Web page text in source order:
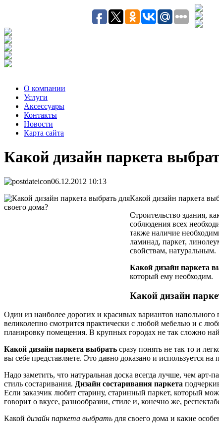
О компании
Услуги
Аксесcуары
Контакты
Новости
Карта сайта
Какой дизайн паркета
06.12.2012 10:13
Какой дизайн паркета
Строительство здания,
соблюдения всех
также наличие
ламинад, паркет,
свойствам, натуральным.
Какой дизайн паркета
который ему необходим.
Какой дизайн
Один из наиболее дорогих и красивых вариантов
великолепно смотрится практически с любой мебелью и с
планировку помещения. В крупных городах не так сложно
Какой дизайн паркета выбрать сразу понять не так то и
вы себе представляете. Это давно доказано и используется
Надо заметить, что натуральная доска всегда лучше, чем
стиль состаривания. Дизайн состаривания паркета
Если заказчик любит старину, старинный паркет, который
говорит о вкусе, разнообразии, стиле и, конечно же,
Какой дизайн паркета выбрать для своего дома и какие